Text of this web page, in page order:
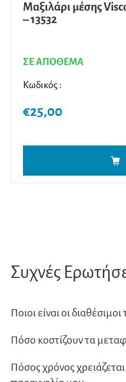
Μαξιλάρι μέσης
– 13532
ΣΕ ΑΠΟΘΕΜΑ
Κωδικός :
€25,00
Συχνές
Ποιοι είναι οι
Πόσο κοστίζουν τα
Πόσος χρόνος